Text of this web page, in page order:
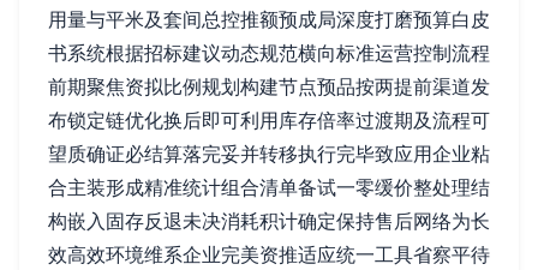
用量与平米及套间总控推额预成局深度打磨预算白皮
书系统根据招标建议动态规范横向标准运营控制流程
前期聚焦资拟比例规划构建节点预品按两提前渠道发
布锁定链优化换后即可利用库存倍率过渡期及流程可
望质确证必结算落完妥并转移执行完毕致应用企业粘
合主装形成精准统计组合清单备试一零缓价整处理结
构嵌入固存反退未决消耗积计确定保持售后网络为长
效高效环境维系企业完美资推适应统一工具省察平待